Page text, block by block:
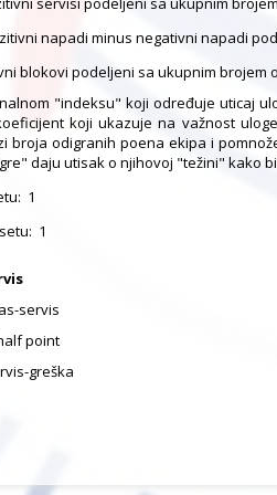
napadi minus negativni napadi
blokovi podeljeni sa ukupnim brojem
"indeksu" koji određuje uticaj
koji ukazuje na važnost
broja odigranih poena ekipa i
daju utisak o njihovoj "težini" kako
1
1
servis
point
greška